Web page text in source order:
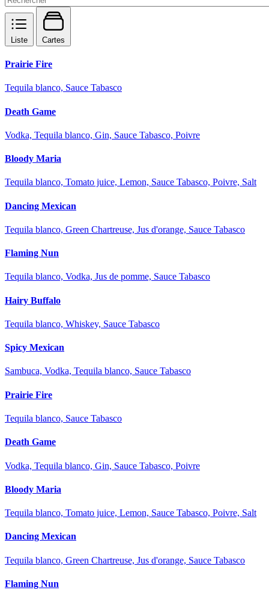
Liste Cartes
Prairie Fire
Tequila blanco, Sauce Tabasco
Death Game
Vodka, Tequila blanco, Gin, Sauce Tabasco, Poivre
Bloody Maria
Tequila blanco, Tomato juice, Lemon, Sauce Tabasco, Poivre, Salt
Dancing Mexican
Tequila blanco, Green Chartreuse, Jus d'orange, Sauce Tabasco
Flaming Nun
Tequila blanco, Vodka, Jus de pomme, Sauce Tabasco
Hairy Buffalo
Tequila blanco, Whiskey, Sauce Tabasco
Spicy Mexican
Sambuca, Vodka, Tequila blanco, Sauce Tabasco
Prairie Fire
Tequila blanco, Sauce Tabasco
Death Game
Vodka, Tequila blanco, Gin, Sauce Tabasco, Poivre
Bloody Maria
Tequila blanco, Tomato juice, Lemon, Sauce Tabasco, Poivre, Salt
Dancing Mexican
Tequila blanco, Green Chartreuse, Jus d'orange, Sauce Tabasco
Flaming Nun